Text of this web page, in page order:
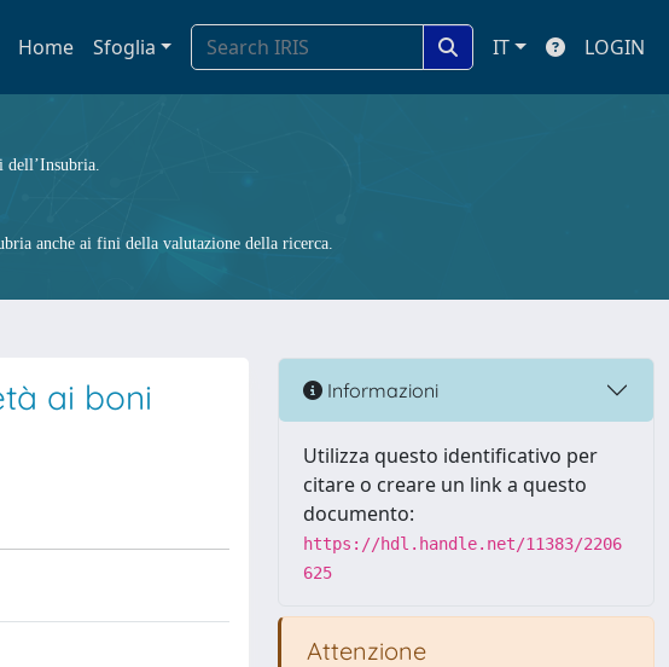
Home Sfoglia IT LOGIN
dell’Insubria.
anche ai fini della valutazione della ricerca.
ai boni
Informazioni
Utilizza questo identificativo per
citare o creare un link a questo
documento:
https://hdl.handle.net/11383/2206
625
Attenzione